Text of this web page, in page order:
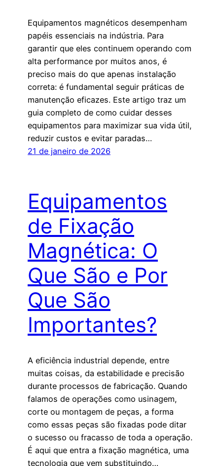
Equipamentos magnéticos desempenham
papéis essenciais na indústria. Para
garantir que eles continuem operando com
alta performance por muitos anos, é
preciso mais do que apenas instalação
correta: é fundamental seguir práticas de
manutenção eficazes. Este artigo traz um
guia completo de como cuidar desses
equipamentos para maximizar sua vida útil,
reduzir custos e evitar paradas…
21 de janeiro de 2026
Equipamentos
de Fixação
Magnética: O
Que São e Por
Que São
Importantes?
A eficiência industrial depende, entre
muitas coisas, da estabilidade e precisão
durante processos de fabricação. Quando
falamos de operações como usinagem,
corte ou montagem de peças, a forma
como essas peças são fixadas pode ditar
o sucesso ou fracasso de toda a operação.
É aqui que entra a fixação magnética, uma
tecnologia que vem substituindo…